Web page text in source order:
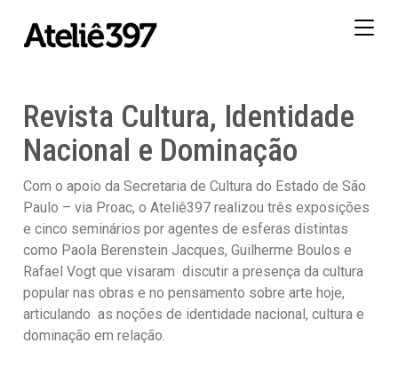
Revista Cultura, Identidade
Nacional e Dominação
Com o apoio da Secretaria de Cultura do Estado de São
Paulo – via Proac, o Ateliê397 realizou três exposições
e cinco seminários por agentes de esferas distintas
como Paola Berenstein Jacques, Guilherme Boulos e
Rafael Vogt que visaram discutir a presença da cultura
popular nas obras e no pensamento sobre arte hoje,
articulando as noções de identidade nacional, cultura e
dominação em relação.